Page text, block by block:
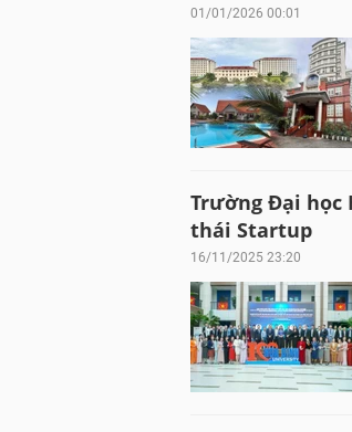
01/01/2026 00:01
Trường Đại học
thái Startup
16/11/2025 23:20